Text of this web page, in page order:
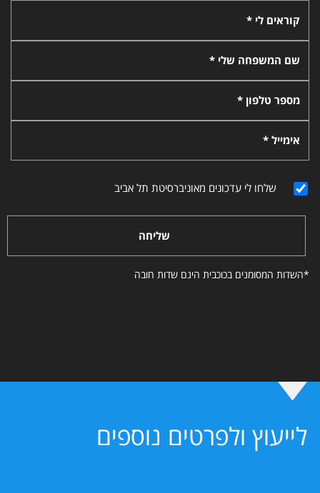
קוראים לי *
שם המשפחה שלי *
מספר טלפון *
אימייל *
שלחו לי עדכונים מאוניברסיטת תל אביב
שליחה
*השדות המסומנים בכוכבית הינם שדות חובה
לייעוץ ולפרטים נוספים